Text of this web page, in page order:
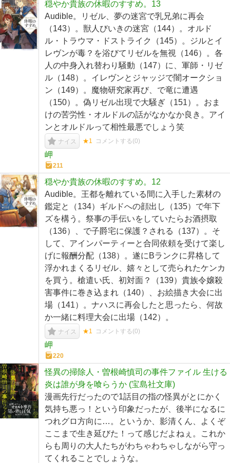
穏やか貴族の休暇のすすめ。13
Audible。リゼル、夢の迷宮で乳兄弟に再会
（143）。獣人びいきの迷宮（144）。オルド
ル・トラウマ・ドストライク（145）。ジルとイ
レヴンが毒？を浴びてリゼルを無視（146）。各
人の中身入れ替わり騒動（147）に、軍師・リゼ
ル（148）。イレヴンとジャッジで闇オークショ
ン（149）。魔物研究家再び、で竜に遭遇
（150）。偽リゼル出現で大騒ぎ（151）。おま
けの苦労性・オルドルの話がなかなか良き。アイ
ンとオルドルって相性最悪でしょう笑
ナイス ★1 コメントする(0)
岬
211
穏やか貴族の休暇のすすめ。12
Audible。王都を離れている間に入手した素材の
鑑定と（134）ギルドへの顔出し（135）で年下
ズを構う。祭事の手伝いをしていたらお酒摂取
（136）、で子爵宅に保護？される（137）。そ
して、アインパーティーと合同依頼を受けて楽し
げに報酬分配（138）。遂にBランクに昇格して
浮かれまくるリゼル、嬉々として売られたケンカ
を買う。槍遣い氏、初対面？（139）貴族令嬢殺
害事件に巻き込まれ（140）、お絵描き大会に出
場（141）。ナハスに再会したと思ったら、何故
か一緒に料理大会に出場（142）。
ナイス ★1 コメントする(0)
岬
220
怪異の掃除人・曽根崎慎司の事件ファイル 生ける
炎は誰が身を喰らうか (宝島社文庫)
漫画先行だったので1話目の指の怪異がとにかく
気持ち悪っ！という印象だったが、後半になるに
つれグロ方向に…。というか、影清くん、よくぞ
ここまで生き延びた！って感じだよねぇ。これか
らも周りの大人たちがわちゃわちゃしながら守っ
てくれることでしょうな。